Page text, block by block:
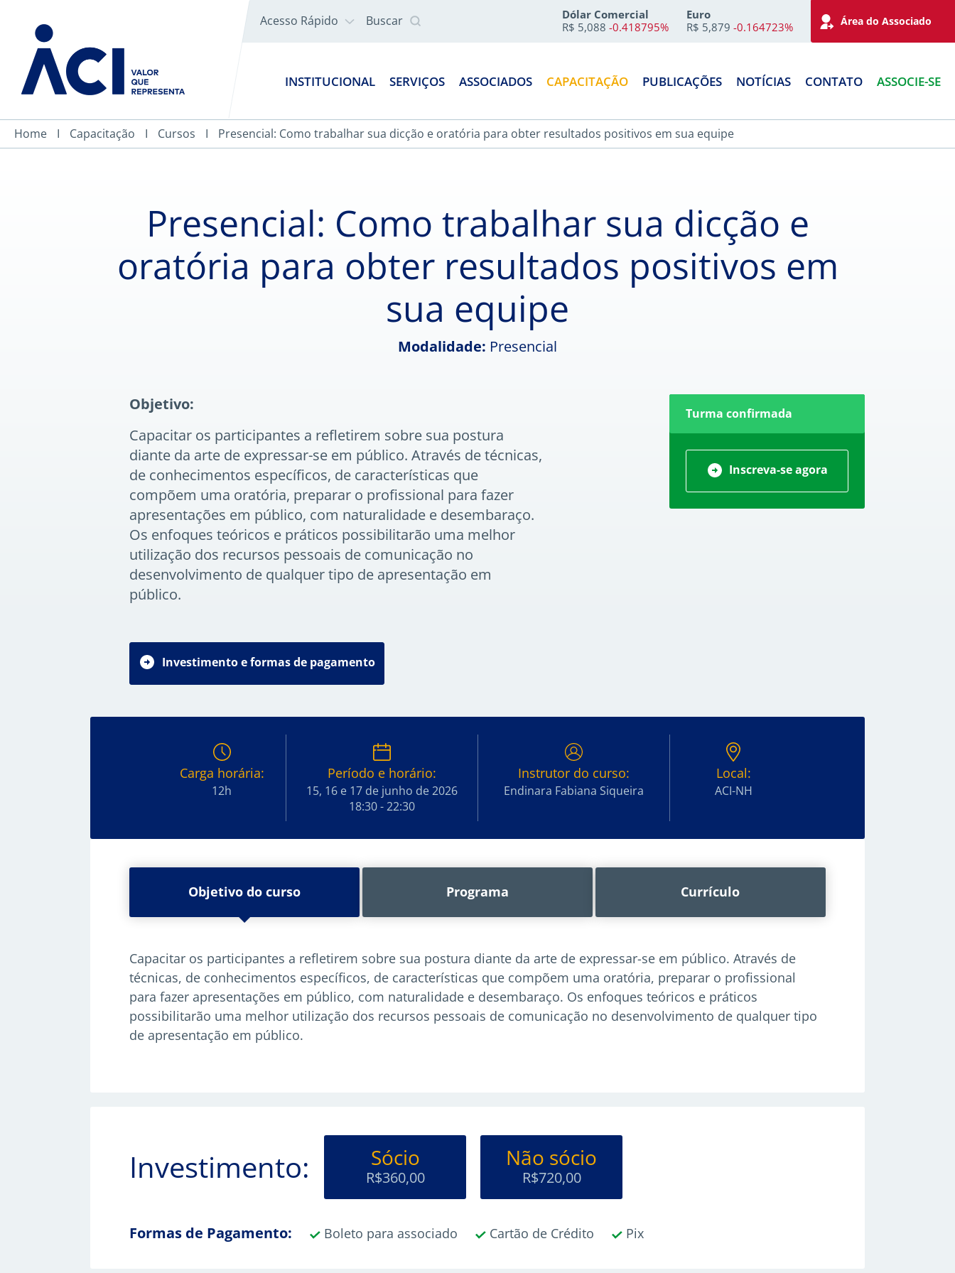
Acesso Rápido Buscar
Dólar Comercial
R$ 5,088 -0.418795%
Euro
R$ 5,879 -0.164723% Área do Associado
INSTITUCIONAL SERVIÇOS ASSOCIADOS CAPACITAÇÃO PUBLICAÇÕES NOTÍCIAS CONTATO ASSOCIE-SE
Home Capacitação Cursos Presencial: Como trabalhar sua dicção e oratória para obter resultados positivos em sua equipe
Presencial: Como trabalhar sua dicção e
oratória para obter resultados positivos em
sua equipe
Modalidade: Presencial
Objetivo:
Capacitar os participantes a refletirem sobre sua postura
diante da arte de expressar-se em público. Através de técnicas,
de conhecimentos específicos, de características que
compõem uma oratória, preparar o profissional para fazer
apresentações em público, com naturalidade e desembaraço.
Os enfoques teóricos e práticos possibilitarão uma melhor
utilização dos recursos pessoais de comunicação no
desenvolvimento de qualquer tipo de apresentação em
público.
Investimento e formas de pagamento
Turma confirmada
Inscreva-se agora
Carga horária:
12h
Período e horário:
15, 16 e 17 de junho de 2026
18:30 - 22:30
Instrutor do curso:
Endinara Fabiana Siqueira
Local:
ACI-NH
Objetivo do curso Programa Currículo
Capacitar os participantes a refletirem sobre sua postura diante da arte de expressar-se em público. Através de
técnicas, de conhecimentos específicos, de características que compõem uma oratória, preparar o profissional
para fazer apresentações em público, com naturalidade e desembaraço. Os enfoques teóricos e práticos
possibilitarão uma melhor utilização dos recursos pessoais de comunicação no desenvolvimento de qualquer tipo
de apresentação em público.
Investimento: Sócio
R$360,00
Não sócio
R$720,00
Formas de Pagamento: Boleto para associado Cartão de Crédito Pix